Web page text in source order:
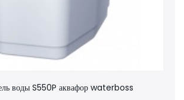
воды S550P аквафор waterboss